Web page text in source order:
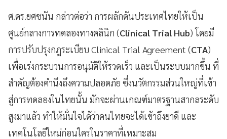
ศ.ดร.ยศชนัน กล่าวต่อว่า การผลักดันประเทศไทยให้เป็น
ศูนย์กลางการทดลองทางคลินิก (Clinical Trial Hub) โดยมี
การปรับปรุงกฎระเบียบ Clinical Trial Agreement (CTA)
เพื่อเร่งกระบวนการอนุมัติให้รวดเร็ว และเป็นระบบมากขึ้น ที่
สำคัญต้องคำนึงถึงความปลอดภัย ซึ่งนวัตกรรมส่วนใหญ่ที่เข้า
สู่การทดลองในไทยนั้น มักจะผ่านเกณฑ์มาตรฐานสากลระดับ
สูงมาแล้ว ทำให้มั่นใจได้ว่าคนไทยจะได้เข้าถึงยาดี และ
เทคโนโลยีใหม่ก่อนใครในราคาที่เหมาะสม